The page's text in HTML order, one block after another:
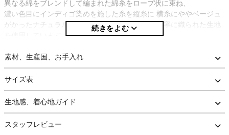
異なる綿をブレンドして編まれた綿糸をロープ状に束ね、
濃い色目にインディゴ染めを施した糸を縦糸に 横糸にややベージュ
がかったナチュラル糸を使用し、 旧式力織機で丁寧に織られた生地
を使用しています。
という特徴も得られています。
縫製糸や各パーツにもフリーホイーラーズらしいこだわりがあり、
ステッチ糸は主に6番手と8番手の糸を織り交ぜて縫製されており こ
の時代によく見られる金茶の糸を多用しています。
フロントはボタンフライとなり、すべて鉄製で 表面にはくすんだイ
フロントボタンを止める足の部分には丸みを帯びたカパー（銅製）
素材、生産国、お手入れ
サイズ表
生地感、着心地ガイド
スタッフレビュー